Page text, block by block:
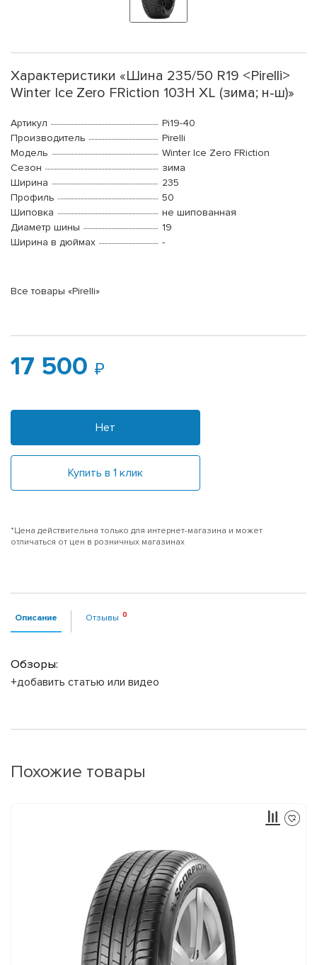
Характеристики «Шина 235/50 R19 <Pirelli>
Winter Ice Zero FRiction 103H XL (зима; н-ш)»
Артикул
Pi19-40
Производитель
Pirelli
Модель
Winter Ice Zero FRiction
Сезон
зима
Ширина
235
Профиль
50
Шиповка
не шипованная
Диаметр шины
19
Ширина в дюймах
-
Все товары «Pirelli»
17 500
Нет
Купить в 1 клик
*Цена действительна только для интернет-магазина и может
отличаться от цен в розничных магазинах
Описание Отзывы
Обзоры:
+добавить статью или видео
Похожие товары